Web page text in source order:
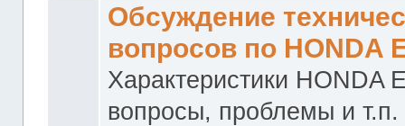
Обсуждение
вопросов по HONDA
Характеристики HONDA
вопросы, проблемы и т.п.